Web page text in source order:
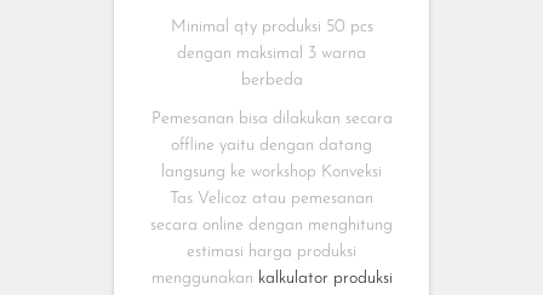
Minimal qty produksi 50 pcs
dengan maksimal 3 warna
berbeda
Pemesanan bisa dilakukan secara
offline yaitu dengan datang
langsung ke workshop Konveksi
Tas Velicoz atau pemesanan
secara online dengan menghitung
estimasi harga produksi
menggunakan kalkulator produksi